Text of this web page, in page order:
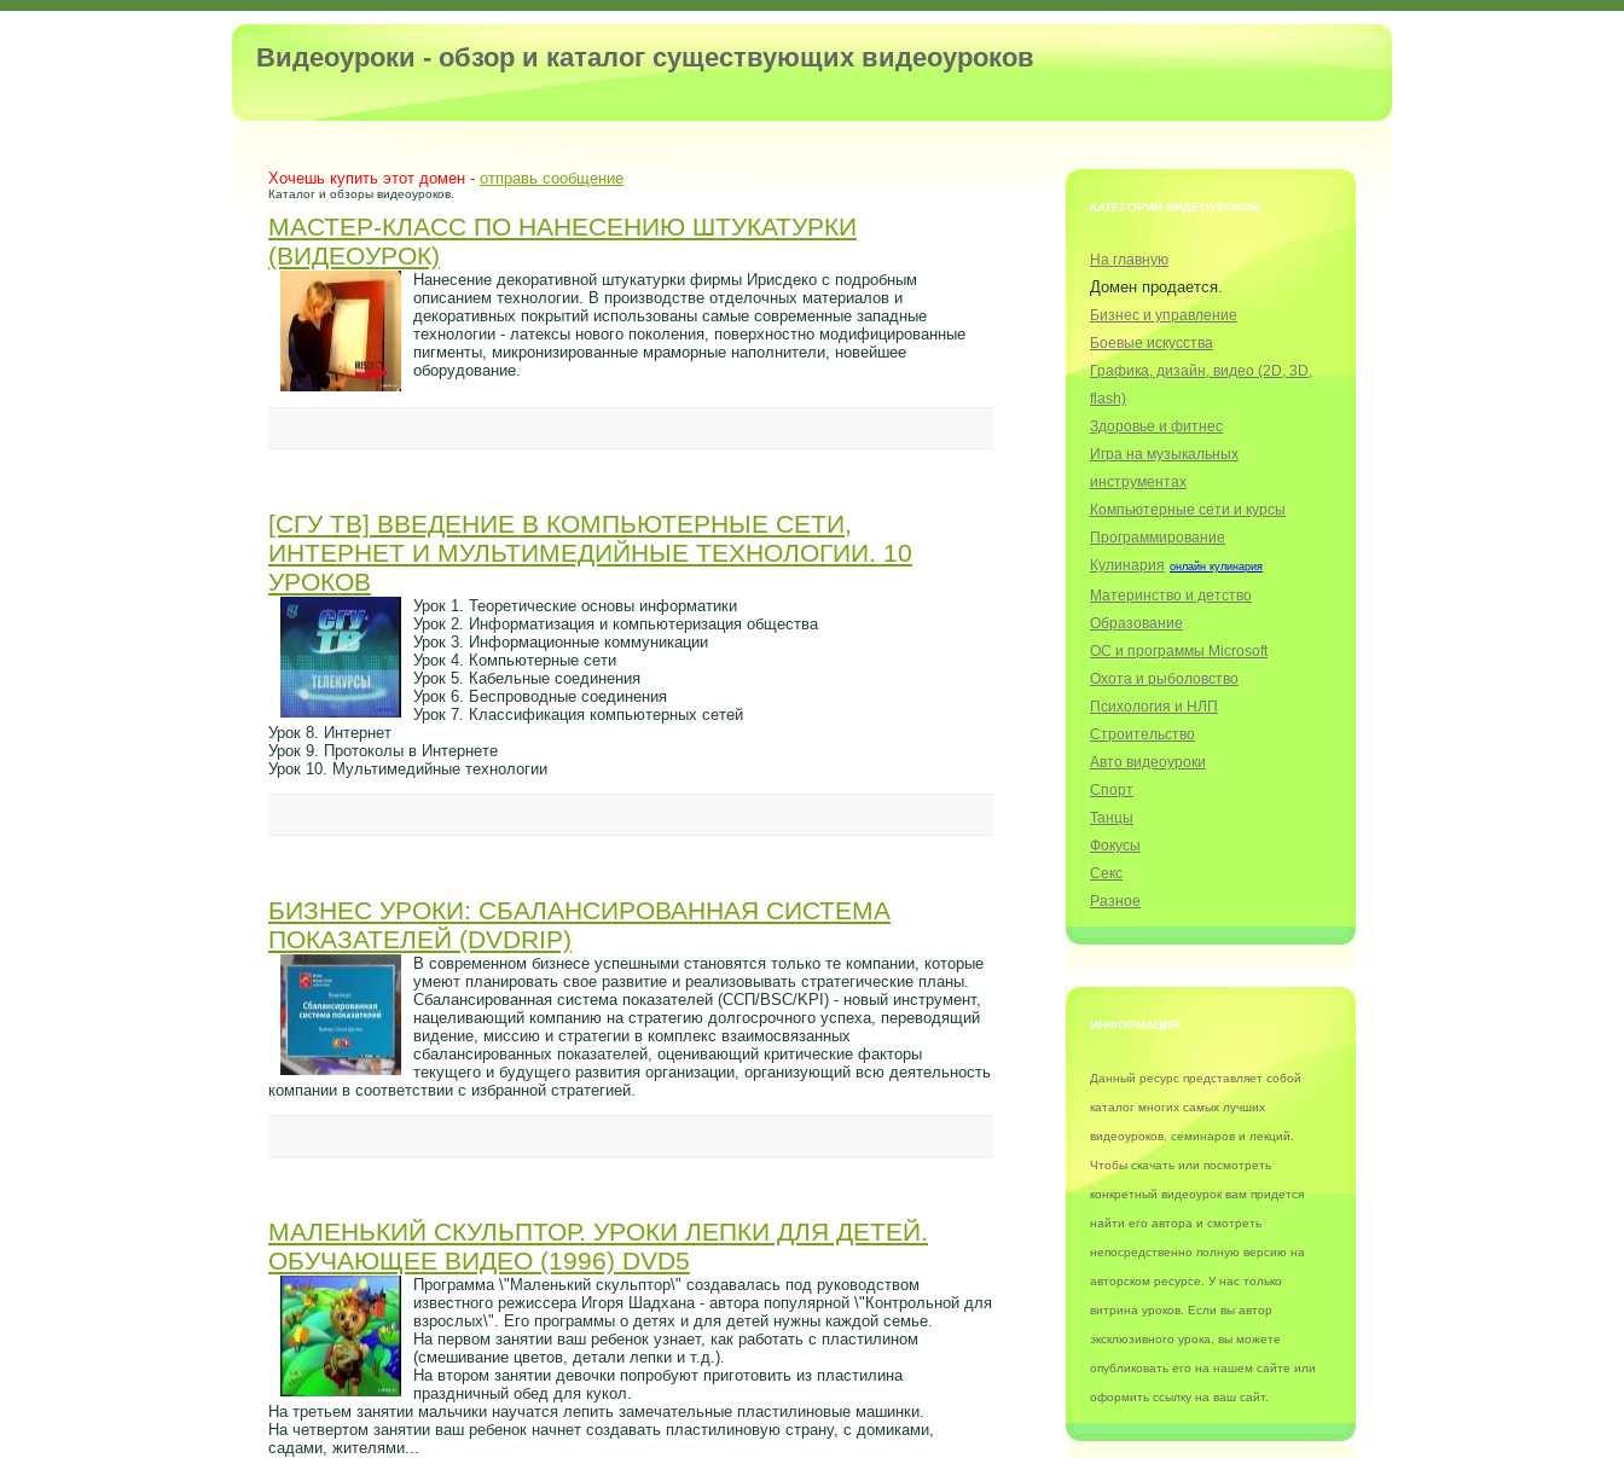
Видеоуроки - обзор и каталог существующих видеоуроков
Хочешь купить этот домен - отправь сообщение
Каталог и обзоры видеоуроков.
МАСТЕР-КЛАСС ПО НАНЕСЕНИЮ ШТУКАТУРКИ
(ВИДЕОУРОК)
Нанесение декоративной штукатурки фирмы Ирисдеко с подробным
описанием технологии. В производстве отделочных материалов и
декоративных покрытий использованы самые современные западные
технологии - латексы нового поколения, поверхностно модифицированные
пигменты, микронизированные мраморные наполнители, новейшее
оборудование.
[СГУ ТВ] ВВЕДЕНИЕ В КОМПЬЮТЕРНЫЕ СЕТИ,
ИНТЕРНЕТ И МУЛЬТИМЕДИЙНЫЕ ТЕХНОЛОГИИ. 10
УРОКОВ
Урок 1. Теоретические основы информатики
Урок 2. Информатизация и компьютеризация общества
Урок 3. Информационные коммуникации
Урок 4. Компьютерные сети
Урок 5. Кабельные соединения
Урок 6. Беспроводные соединения
Урок 7. Классификация компьютерных сетей
Урок 8. Интернет
Урок 9. Протоколы в Интернете
Урок 10. Мультимедийные технологии
БИЗНЕС УРОКИ: СБАЛАНСИРОВАННАЯ СИСТЕМА
ПОКАЗАТЕЛЕЙ (DVDRIP)
В современном бизнесе успешными становятся только те компании, которые
умеют планировать свое развитие и реализовывать стратегические планы.
Сбалансированная система показателей (ССП/BSC/KPI) - новый инструмент,
нацеливающий компанию на стратегию долгосрочного успеха, переводящий
видение, миссию и стратегии в комплекс взаимосвязанных
сбалансированных показателей, оценивающий критические факторы
текущего и будущего развития организации, организующий всю деятельность
компании в соответствии с избранной стратегией.
МАЛЕНЬКИЙ СКУЛЬПТОР. УРОКИ ЛЕПКИ ДЛЯ ДЕТЕЙ.
ОБУЧАЮЩЕЕ ВИДЕО (1996) DVD5
Программа \"Маленький скульптор\" создавалась под руководством
известного режиссера Игоря Шадхана - автора популярной \"Контрольной для
взрослых\". Его программы о детях и для детей нужны каждой семье.
На первом занятии ваш ребенок узнает, как работать с пластилином
(смешивание цветов, детали лепки и т.д.).
На втором занятии девочки попробуют приготовить из пластилина
праздничный обед для кукол.
На третьем занятии мальчики научатся лепить замечательные пластилиновые машинки.
На четвертом занятии ваш ребенок начнет создавать пластилиновую страну, с домиками,
садами, жителями...
КАТЕГОРИИ ВИДЕОУРОКОВ
На главную
Домен продается.
Бизнес и управление
Боевые искусства
Графика, дизайн, видео (2D, 3D,
flash)
Здоровье и фитнес
Игра на музыкальных
инструментах
Компьютерные сети и курсы
Программирование
Кулинария онлайн кулинария
Материнство и детство
Образование
ОС и программы Microsoft
Охота и рыболовство
Психология и НЛП
Строительство
Авто видеоуроки
Спорт
Танцы
Фокусы
Секс
Разное
ИНФОРМАЦИЯ
Данный ресурс представляет собой
каталог многих самых лучших
видеоуроков, семинаров и лекций.
Чтобы скачать или посмотреть
конкретный видеоурок вам придется
найти его автора и смотреть
непосредственно полную версию на
авторском ресурсе. У нас только
витрина уроков. Если вы автор
эксклюзивного урока, вы можете
опубликовать его на нашем сайте или
оформить ссылку на ваш сайт.